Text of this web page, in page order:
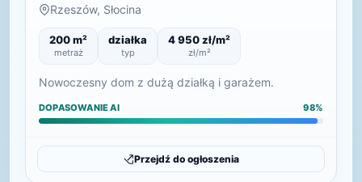
Rzeszów, Słocina
200 m²
metraż
działka
typ
4 950 zł/m²
zł/m²
Nowoczesny dom z dużą działką i garażem.
DOPASOWANIE AI 98%
Przejdź do ogłoszenia